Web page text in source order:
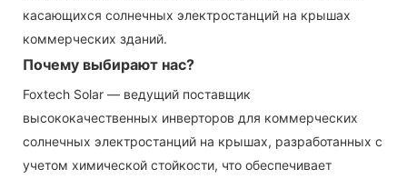
касающихся солнечных электростанций на крышах
коммерческих зданий.
Почему выбирают нас?
Foxtech Solar — ведущий поставщик
высококачественных инверторов для коммерческих
солнечных электростанций на крышах, разработанных с
учетом химической стойкости, что обеспечивает